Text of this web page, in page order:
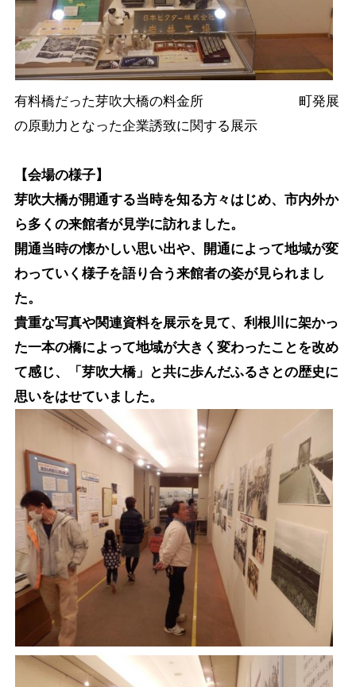
有料橋だった芽吹大橋の料金所 町発展
の原動力となった企業誘致に関する展示
【会場の様子】
芽吹大橋が開通する当時を知る方々はじめ、市内外か
ら多くの来館者が見学に訪れました。
開通当時の懐かしい思い出や、開通によって地域が変
わっていく様子を語り合う来館者の姿が見られまし
た。
貴重な写真や関連資料を展示を見て、利根川に架かっ
た一本の橋によって地域が大きく変わったことを改め
て感じ、「芽吹大橋」と共に歩んだふるさとの歴史に
思いをはせていました。